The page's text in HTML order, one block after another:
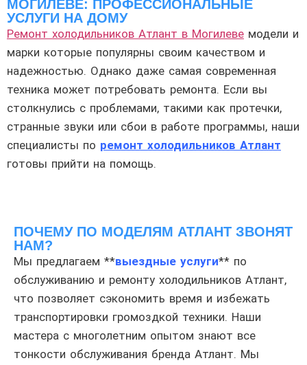
МОГИЛЕВЕ: ПРОФЕССИОНАЛЬНЫЕ
УСЛУГИ НА ДОМУ
Ремонт холодильников Атлант в Могилеве модели и
марки которые популярны своим качеством и
надежностью. Однако даже самая современная
техника может потребовать ремонта. Если вы
столкнулись с проблемами, такими как протечки,
странные звуки или сбои в работе программы, наши
специалисты по ремонт холодильников Атлант
готовы прийти на помощь.
ПОЧЕМУ ПО МОДЕЛЯМ АТЛАНТ ЗВОНЯТ
НАМ?
Мы предлагаем **выездные услуги** по
обслуживанию и ремонту холодильников Атлант,
что позволяет сэкономить время и избежать
транспортировки громоздкой техники. Наши
мастера с многолетним опытом знают все
тонкости обслуживания бренда Атлант. Мы